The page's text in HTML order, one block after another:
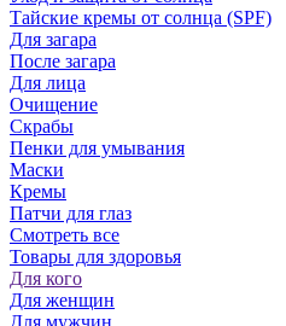
Тайские кремы от солнца (SPF)
Для загара
После загара
Для лица
Очищение
Скрабы
Пенки для умывания
Маски
Кремы
Патчи для глаз
Смотреть все
Товары для здоровья
Для кого
Для женщин
Для мужчин